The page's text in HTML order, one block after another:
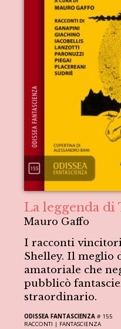
La leggenda
Mauro Gaffo
I racconti
Shelley. Il meglio
amatoriale che
pubblicò
straordinario.
ODISSEA FANTASCIENZA # 155
RACCONTI | FANTASCIENZA